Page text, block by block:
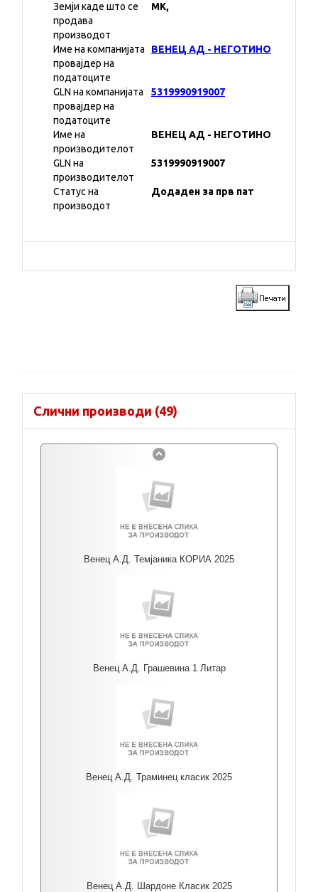
Земји каде што се
продава
производот
MK,
Име на компанијата
провајдер на
податоците
ВЕНЕЦ АД - НЕГОТИНО
GLN на компанијата
провајдер на
податоците
5319990919007
Име на
производителот
ВЕНЕЦ АД - НЕГОТИНО
GLN на
производителот
5319990919007
Статус на
производот
Додаден за прв пат
Слични производи (49)
Венец А.Д. Темјаника КОРИА 2025
Венец А.Д. Грашевина 1 Литар
Венец А.Д. Траминец класик 2025
Венец А.Д. Шардоне Класик 2025